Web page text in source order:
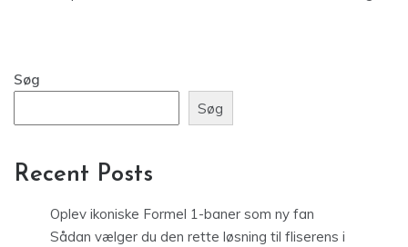
Søg
Søg
Recent Posts
Oplev ikoniske Formel 1-baner som ny fan
Sådan vælger du den rette løsning til fliserens i